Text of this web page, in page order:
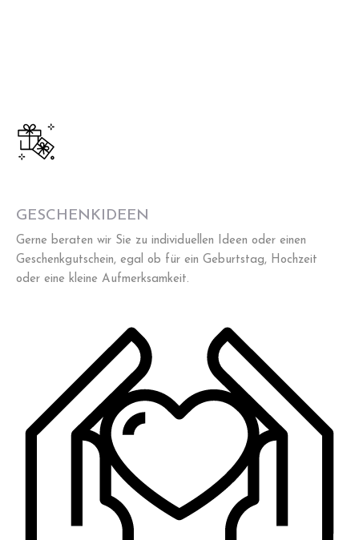
GESCHENKIDEEN
Gerne beraten wir Sie zu individuellen Ideen oder einen
Geschenkgutschein, egal ob für ein Geburtstag, Hochzeit
oder eine kleine Aufmerksamkeit.